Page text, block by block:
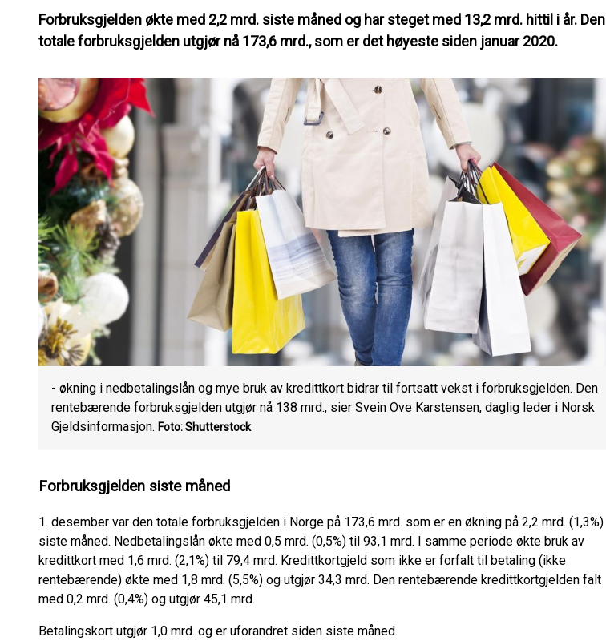
Forbruksgjelden økte med 2,2 mrd. siste måned og har steget med 13,2 mrd. hittil i år. Den
totale forbruksgjelden utgjør nå 173,6 mrd., som er det høyeste siden januar 2020.
- økning i nedbetalingslån og mye bruk av kredittkort bidrar til fortsatt vekst i forbruksgjelden. Den
rentebærende forbruksgjelden utgjør nå 138 mrd., sier Svein Ove Karstensen, daglig leder i Norsk
Gjeldsinformasjon. Foto: Shutterstock
Forbruksgjelden siste måned
1. desember var den totale forbruksgjelden i Norge på 173,6 mrd. som er en økning på 2,2 mrd. (1,3%)
siste måned. Nedbetalingslån økte med 0,5 mrd. (0,5%) til 93,1 mrd. I samme periode økte bruk av
kredittkort med 1,6 mrd. (2,1%) til 79,4 mrd. Kredittkortgjeld som ikke er forfalt til betaling (ikke
rentebærende) økte med 1,8 mrd. (5,5%) og utgjør 34,3 mrd. Den rentebærende kredittkortgjelden falt
med 0,2 mrd. (0,4%) og utgjør 45,1 mrd.
Betalingskort utgjør 1,0 mrd. og er uforandret siden siste måned.